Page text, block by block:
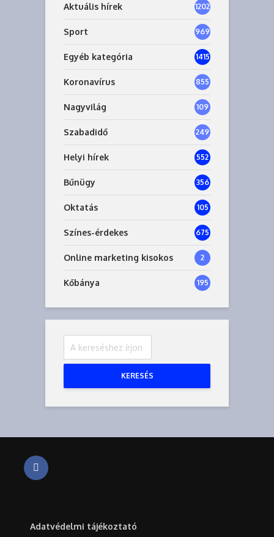
Aktuális hírek 1202
Sport 969
Egyéb kategória 1415
Koronavírus 855
Nagyvilág
109
8
Szabadidő 249
Helyi hírek 552
Bűnügy 356
Oktatás 105
Színes-érdekes 675
Online marketing kisokos 2
Kőbánya 195
KERESÉS
Adatvédelmi tájékoztató